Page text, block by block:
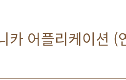
카 어플리케이션 (